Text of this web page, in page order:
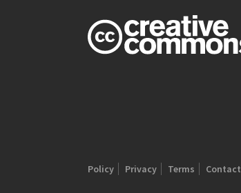
Policy Privacy Terms Contact